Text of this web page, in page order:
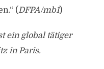
(DFPA/mb1)
ein global tätiger
in Paris.